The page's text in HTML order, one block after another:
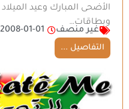
الأضحى المبارك وعيد
وبطاقات…
غير منصف
2008-01-01
التفاصيل ...